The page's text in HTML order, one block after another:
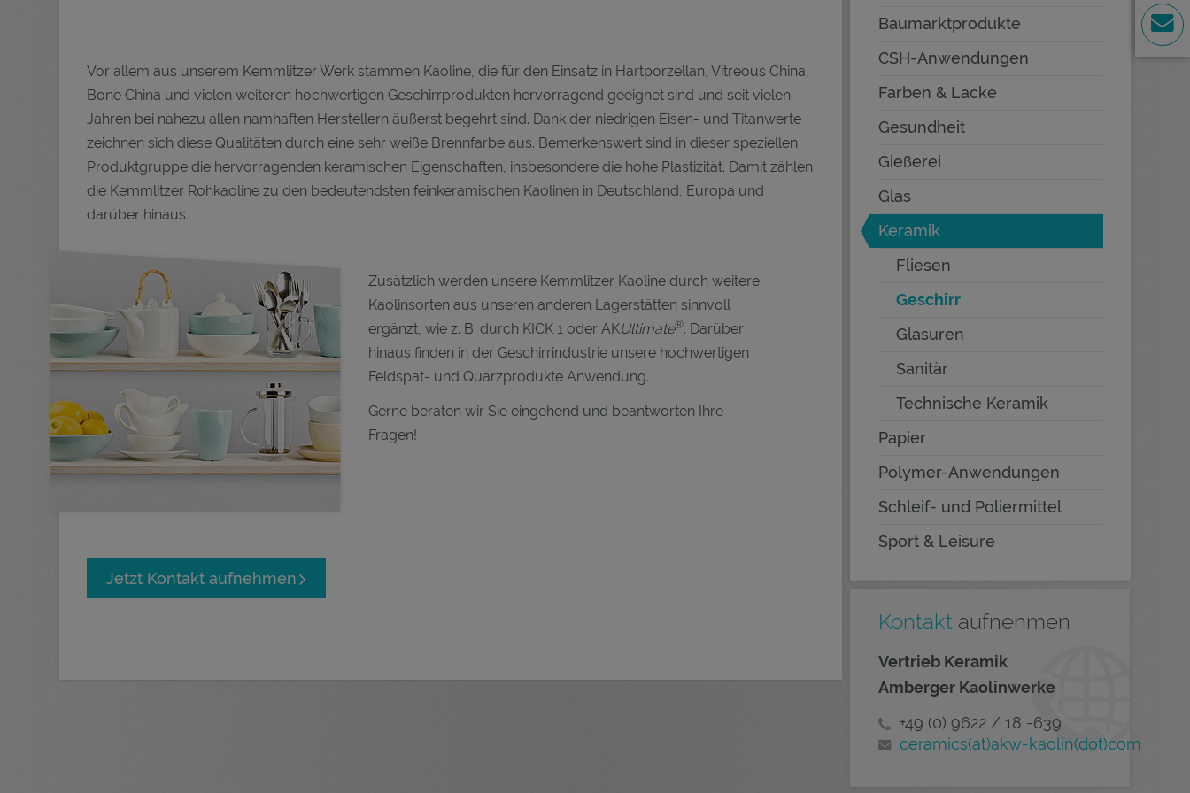
Vor allem aus unserem Kemmlitzer Werk stammen Kaoline, die für den Einsatz in Hartporzellan, Vitreous China,
Bone China und vielen weiteren hochwertigen Geschirrprodukten hervorragend geeignet sind und seit vielen
Jahren bei nahezu allen namhaften Herstellern äußerst begehrt sind. Dank der niedrigen Eisen- und Titanwerte
zeichnen sich diese Qualitäten durch eine sehr weiße Brennfarbe aus. Bemerkenswert sind in dieser speziellen
Produktgruppe die hervorragenden keramischen Eigenschaften, insbesondere die hohe Plastizität. Damit zählen
die Kemmlitzer Rohkaoline zu den bedeutendsten feinkeramischen Kaolinen in Deutschland, Europa und
darüber hinaus.
Zusätzlich werden unsere Kemmlitzer Kaoline durch weitere
Kaolinsorten aus unseren anderen Lagerstätten sinnvoll
ergänzt, wie z. B. durch KICK 1 oder AKUltimate®. Darüber
hinaus finden in der Geschirrindustrie unsere hochwertigen
Feldspat- und Quarzprodukte Anwendung.
Gerne beraten wir Sie eingehend und beantworten Ihre
Fragen!
Jetzt Kontakt aufnehmen
Baumarktprodukte
CSH-Anwendungen
Farben & Lacke
Gesundheit
Gießerei
Glas
Keramik
Fliesen
Geschirr
Glasuren
Sanitär
Technische Keramik
Papier
Polymer-Anwendungen
Schleif- und Poliermittel
Sport & Leisure
Kontakt aufnehmen
Vertrieb Keramik
Amberger Kaolinwerke
+49 (0) 9622 / 18 -639
ceramics(at)akw-kaolin(dot)com